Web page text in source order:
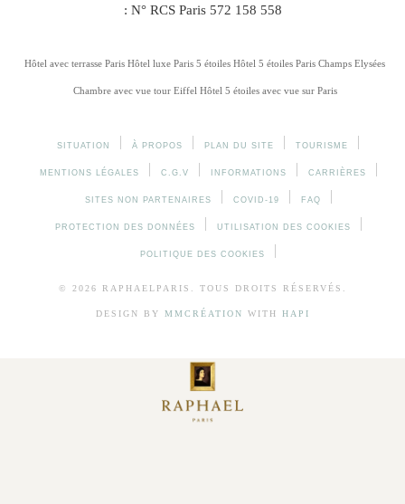
: N° RCS Paris 572 158 558
Hôtel avec terrasse Paris Hôtel luxe Paris 5 étoiles Hôtel 5 étoiles Paris Champs Elysées
Chambre avec vue tour Eiffel Hôtel 5 étoiles avec vue sur Paris
SITUATION À PROPOS PLAN DU SITE TOURISME
MENTIONS LÉGALES C.G.V INFORMATIONS CARRIÈRES
SITES NON PARTENAIRES COVID-19 FAQ
PROTECTION DES DONNÉES UTILISATION DES COOKIES
POLITIQUE DES COOKIES
© 2026 RAPHAELPARIS. TOUS DROITS RÉSERVÉS.
DESIGN BY MMCRÉATION WITH HAPI